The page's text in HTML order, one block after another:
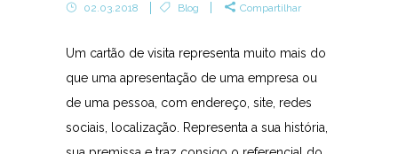
02.03.2018 Blog Compartilhar
Um cartão de visita representa muito mais do
que uma apresentação de uma empresa ou
de uma pessoa, com endereço, site, redes
sociais, localização. Representa a sua história,